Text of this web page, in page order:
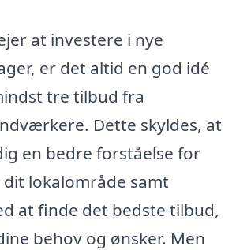
at investere i nye
er det altid en god idé
tre tilbud fra
Dette skyldes, at
en bedre forståelse for
lokalområde samt
at finde det bedste tilbud,
behov og ønsker. Men